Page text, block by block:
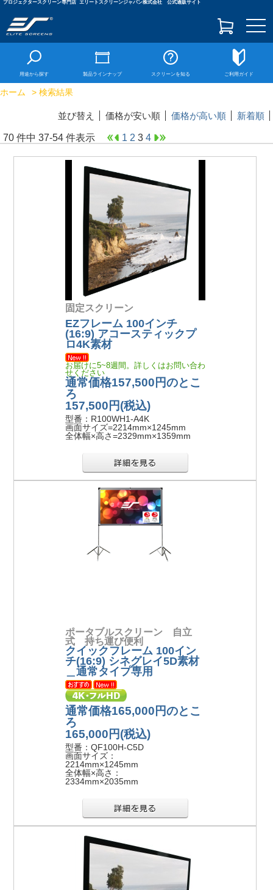
プロジェクタースクリーン専門店 エリートスクリーンジャパン株式会社 公式通販サイト
用途から探す 製品ラインナップ スクリーンを知る ご利用ガイド
ホーム > 検索結果
並び替え 価格が安い順 価格が高い順 新着順
70 件中 37-54 件表示 1 2 3 4
固定スクリーン
EZフレーム 100インチ
(16:9) アコースティックプ
ロ4K素材
お届けに5~8週間。詳しくはお問い合わ
せください
通常価格157,500円のとこ
ろ
157,500円(税込)
型番：R100WH1-A4K
画面サイズ=2214mm×1245mm
全体幅×高さ=2329mm×1359mm
ポータブルスクリーン 自立
式 持ち運び便利
クイックフレーム 100イン
チ(16:9) シネグレイ5D素材
＿通常タイプ専用
通常価格165,000円のとこ
ろ
165,000円(税込)
型番：QF100H-C5D
画面サイズ：
2214mm×1245mm
全体幅×高さ：
2334mm×2035mm